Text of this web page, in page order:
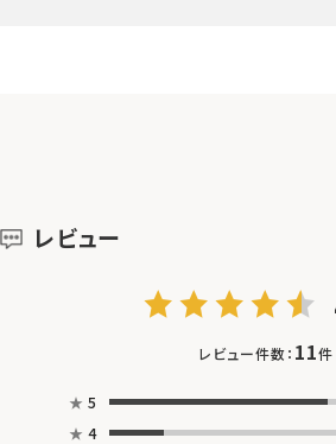
レビュー
レビュー件数： 11件
★ 5
★ 4